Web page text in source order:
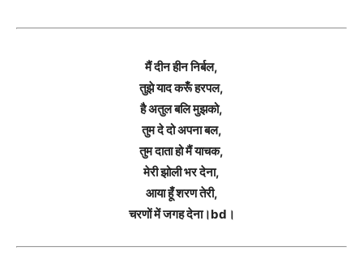
मैं दीन हीन निर्बल,
तुझे याद करूँ हरपल,
है अतुल बलि मुझको,
तुम दे दो अपना बल,
तुम दाता हो मैं याचक,
मेरी झोली भर देना,
आया हूँ शरण तेरी,
चरणों में जगह देना।bd।